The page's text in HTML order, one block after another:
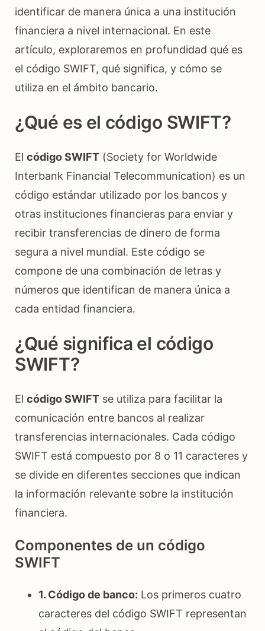
identificar de manera única a una institución
financiera a nivel internacional. En este
artículo, exploraremos en profundidad qué es
el código SWIFT, qué significa, y cómo se
utiliza en el ámbito bancario.
¿Qué es el código SWIFT?
El código SWIFT (Society for Worldwide
Interbank Financial Telecommunication) es un
código estándar utilizado por los bancos y
otras instituciones financieras para enviar y
recibir transferencias de dinero de forma
segura a nivel mundial. Este código se
compone de una combinación de letras y
números que identifican de manera única a
cada entidad financiera.
¿Qué significa el código
SWIFT?
El código SWIFT se utiliza para facilitar la
comunicación entre bancos al realizar
transferencias internacionales. Cada código
SWIFT está compuesto por 8 o 11 caracteres y
se divide en diferentes secciones que indican
la información relevante sobre la institución
financiera.
Componentes de un código
SWIFT
1. Código de banco: Los primeros cuatro
caracteres del código SWIFT representan